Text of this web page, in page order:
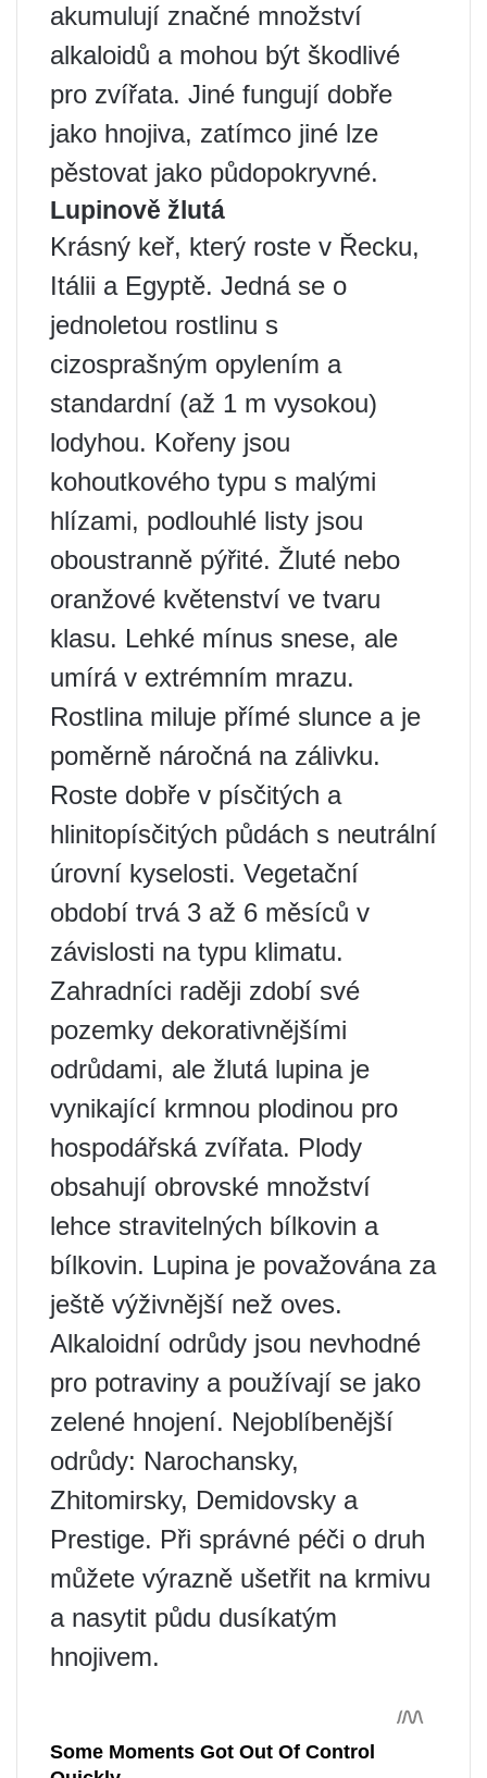
akumulují značné množství
alkaloidů a mohou být škodlivé
pro zvířata. Jiné fungují dobře
jako hnojiva, zatímco jiné lze
pěstovat jako půdopokryvné.
Lupinově žlutá
Krásný keř, který roste v Řecku,
Itálii a Egyptě. Jedná se o
jednoletou rostlinu s
cizosprašným opylením a
standardní (až 1 m vysokou)
lodyhou. Kořeny jsou
kohoutkového typu s malými
hlízami, podlouhlé listy jsou
oboustranně pýřité. Žluté nebo
oranžové květenství ve tvaru
klasu. Lehké mínus snese, ale
umírá v extrémním mrazu.
Rostlina miluje přímé slunce a je
poměrně náročná na zálivku.
Roste dobře v písčitých a
hlinitopísčitých půdách s neutrální
úrovní kyselosti. Vegetační
období trvá 3 až 6 měsíců v
závislosti na typu klimatu.
Zahradníci raději zdobí své
pozemky dekorativnějšími
odrůdami, ale žlutá lupina je
vynikající krmnou plodinou pro
hospodářská zvířata. Plody
obsahují obrovské množství
lehce stravitelných bílkovin a
bílkovin. Lupina je považována za
ještě výživnější než oves.
Alkaloidní odrůdy jsou nevhodné
pro potraviny a používají se jako
zelené hnojení. Nejoblíbenější
odrůdy: Narochansky,
Zhitomirsky, Demidovsky a
Prestige. Při správné péči o druh
můžete výrazně ušetřit na krmivu
a nasytit půdu dusíkatým
hnojivem.